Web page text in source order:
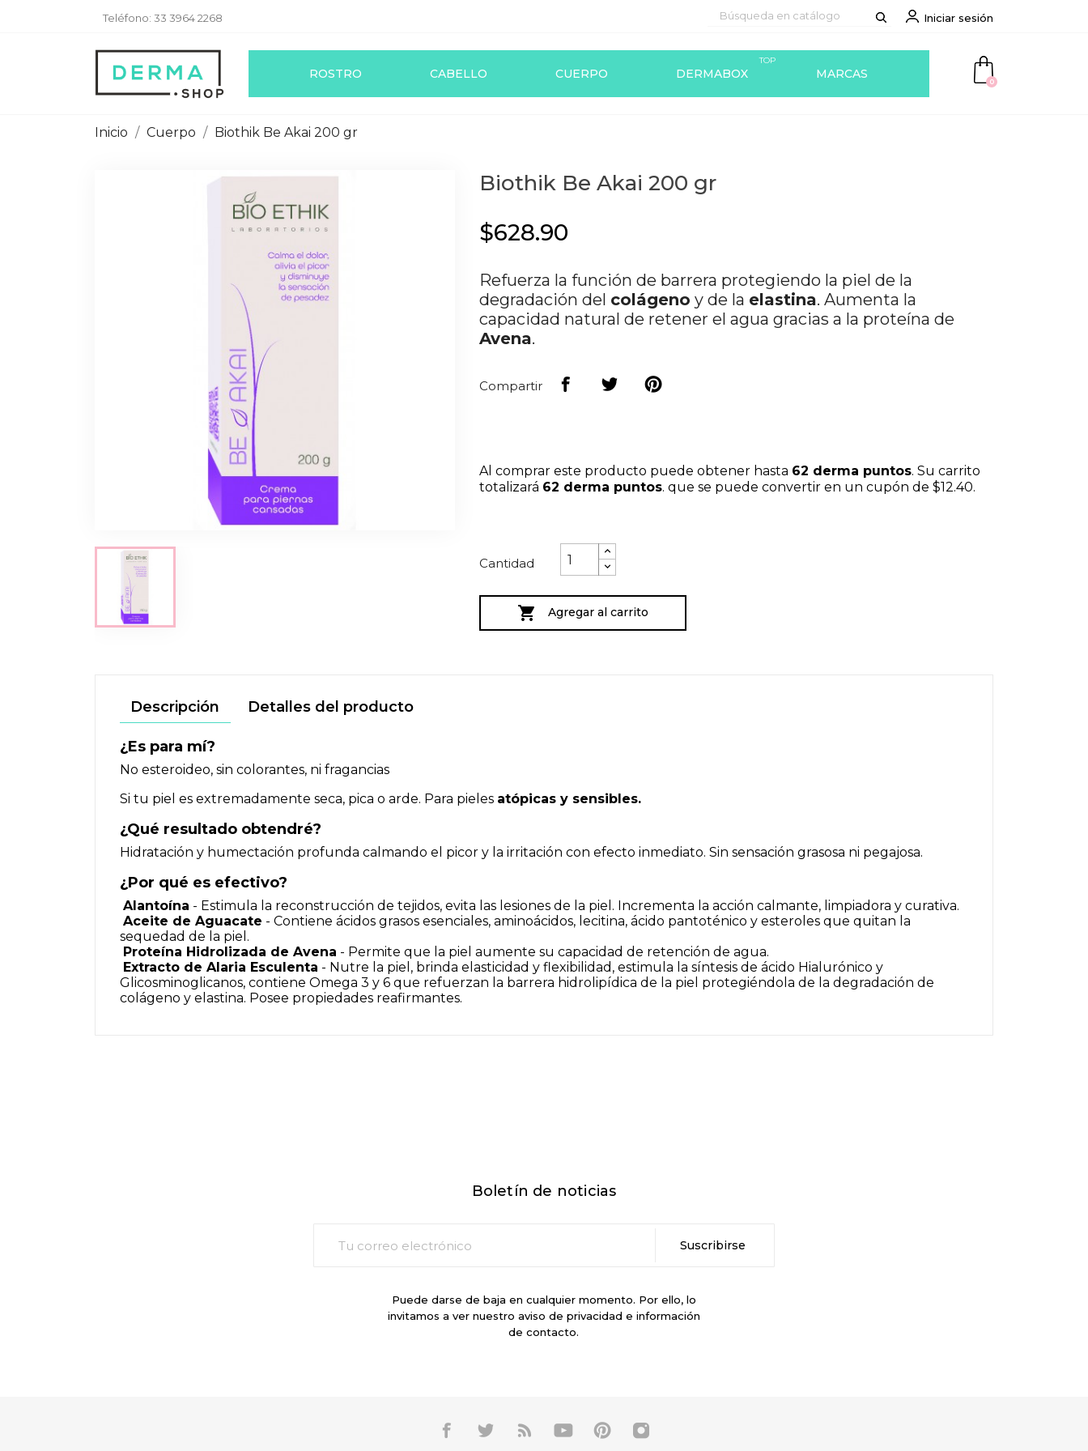
Teléfono: 33 3964 2268 Iniciar sesión
ROSTRO CABELLO CUERPO DERMABOX
TOP
MARCAS
0
Inicio Cuerpo Biothik Be Akai 200 gr
Biothik Be Akai 200 gr
$628.90
Refuerza la función de barrera protegiendo la piel de la
degradación del colágeno y de la elastina. Aumenta la
capacidad natural de retener el agua gracias a la proteína de
Avena.
Compartir
Al comprar este producto puede obtener hasta 62 derma puntos. Su carrito
totalizará 62 derma puntos. que se puede convertir en un cupón de $12.40.
Cantidad
 Agregar al carrito
Descripción Detalles del producto
¿Es para mí?
No esteroideo, sin colorantes, ni fragancias
Si tu piel es extremadamente seca, pica o arde. Para pieles atópicas y sensibles.
¿Qué resultado obtendré?
Hidratación y humectación profunda calmando el picor y la irritación con efecto inmediato. Sin sensación grasosa ni pegajosa.
¿Por qué es efectivo?
Alantoína - Estimula la reconstrucción de tejidos, evita las lesiones de la piel. Incrementa la acción calmante, limpiadora y curativa.
Aceite de Aguacate - Contiene ácidos grasos esenciales, aminoácidos, lecitina, ácido pantoténico y esteroles que quitan la
sequedad de la piel.
Proteína Hidrolizada de Avena - Permite que la piel aumente su capacidad de retención de agua.
Extracto de Alaria Esculenta - Nutre la piel, brinda elasticidad y flexibilidad, estimula la síntesis de ácido Hialurónico y
Glicosminoglicanos, contiene Omega 3 y 6 que refuerzan la barrera hidrolipídica de la piel protegiéndola de la degradación de
colágeno y elastina. Posee propiedades reafirmantes.
Boletín de noticias
Puede darse de baja en cualquier momento. Por ello, lo
invitamos a ver nuestro aviso de privacidad e información
de contacto.